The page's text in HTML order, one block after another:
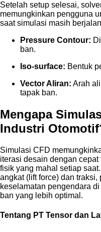
Setelah setup selesai,
memungkinkan pengguna
saat simulasi masih
Pressure Contour:
ban.
Iso-surface: Bentuk
Vector Aliran: Arah
tapak ban.
Mengapa
Industri
Simulasi CFD
iterasi desain dengan
fisik yang mahal setiap
angkat (lift force) dan
keselamatan pengendara
ban yang lebih optimal.
Tentang PT Tensor dan